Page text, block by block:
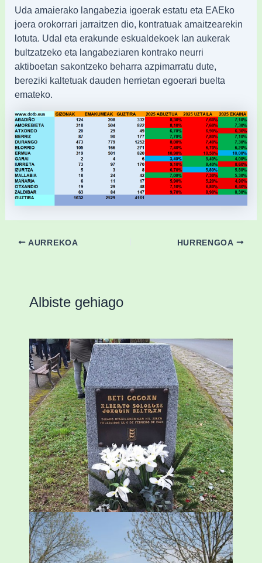
Uda amaierako langabezia igoerak estatu eta EAEko
joera orokorrari jarraitzen dio, kontratuak amaitzearekin
lotuta. Udal eta erakunde eskualdekoek lan aukerak
bultzatzeko eta langabeziaren kontrako neurri
aktiboetan sakontzeko beharra azpimarratu dute,
bereziki kaltetuak dauden herrietan egoerari buelta
emateko.
AURREKOA HURRENGOA
Albiste gehiago
«Azkenengo 40 urteetan Zaldibar jo zuen
ingurumen-hondamendirik larriena»
ESKUALDEA,ZALDIBAR/2024-02-06